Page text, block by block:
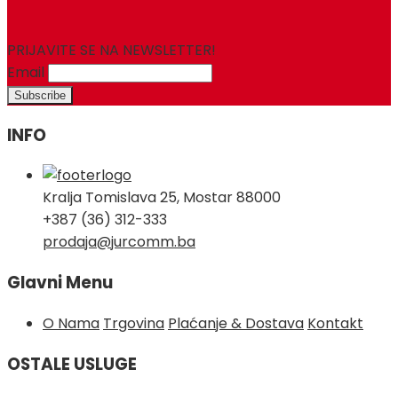
PRIJAVITE SE NA NEWSLETTER!
Email
INFO
Kralja Tomislava 25, Mostar 88000
+387 (36) 312-333
prodaja@jurcomm.ba
Glavni Menu
O Nama Trgovina Plaćanje & Dostava Kontakt
OSTALE USLUGE